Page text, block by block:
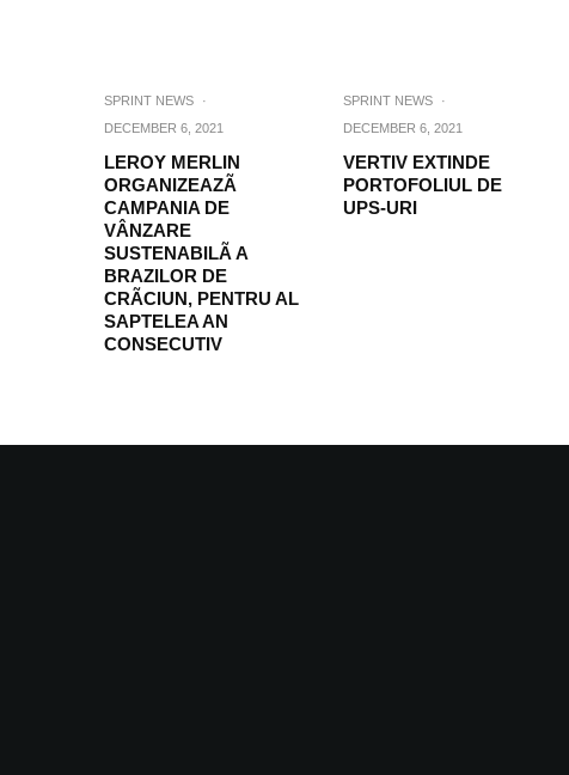
SPRINT NEWS
·
DECEMBER 6, 2021
LEROY MERLIN
ORGANIZEAZÃ
CAMPANIA DE
VÂNZARE
SUSTENABILÃ A
BRAZILOR DE
CRÃCIUN, PENTRU AL
SAPTELEA AN
CONSECUTIV
SPRINT NEWS
·
DECEMBER 6, 2021
VERTIV EXTINDE
PORTOFOLIUL DE
UPS-URI